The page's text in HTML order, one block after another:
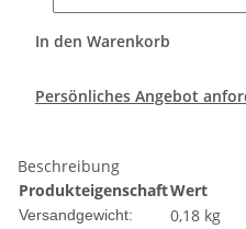
In den Warenkorb
Persönliches Angebot
Beschreibung
ProdukteigenschaftWert
Versandgewicht: 0,18 kg